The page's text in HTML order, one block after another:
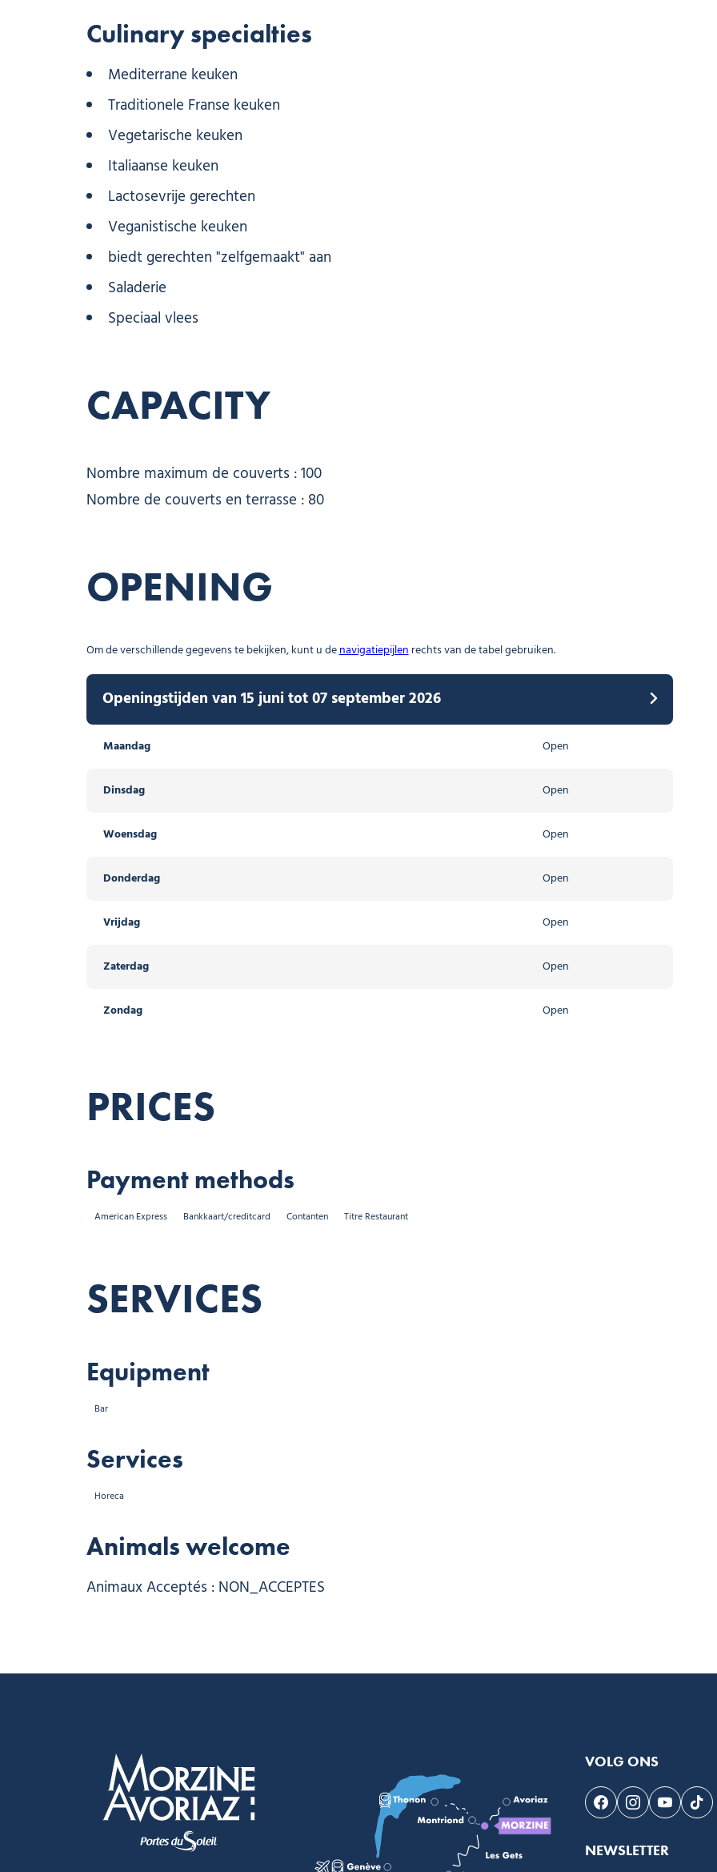
Culinary specialties
Mediterrane keuken
Traditionele Franse keuken
Vegetarische keuken
Italiaanse keuken
Lactosevrije gerechten
Veganistische keuken
biedt gerechten "zelfgemaakt" aan
Saladerie
Speciaal vlees
CAPACITY
Nombre maximum de couverts : 100
Nombre de couverts en terrasse : 80
OPENING
Om de verschillende gegevens te bekijken, kunt u denavigatiepijlenrechts van de tabel gebruiken.
Openingstijden van 15 juni tot 07 september 2026
Maandag Open
Dinsdag Open
Woensdag Open
Donderdag Open
Vrijdag Open
Zaterdag Open
Zondag Open
Openingstijden van 12 december 2026 tot 05 april 2027
Maandag Open
Dinsdag Open
Woensdag Open
Donderdag Open
Vrijdag Open
Zaterdag Open
Zondag Open
PRICES
Payment methods
American Express Bankkaart/creditcard Contanten Titre Restaurant
SERVICES
Equipment
Bar
Services
Horeca
Animals welcome
Animaux Acceptés : NON_ACCEPTES
VOLG ONS
Volg ons opVolg ons op
Volg
NEWSLETTER